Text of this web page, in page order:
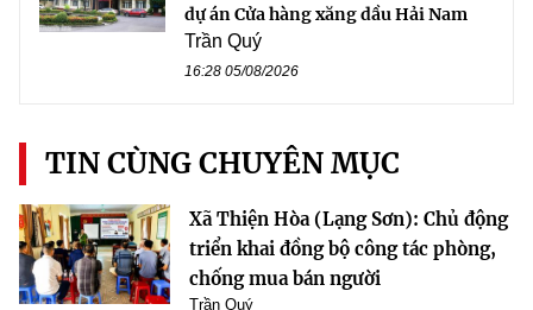
dự án Cửa hàng xăng dầu Hải Nam
Trần Quý
16:28 05/08/2026
TIN CÙNG CHUYÊN MỤC
Xã Thiện Hòa (Lạng Sơn): Chủ động
triển khai đồng bộ công tác phòng,
chống mua bán người
Trần Quý